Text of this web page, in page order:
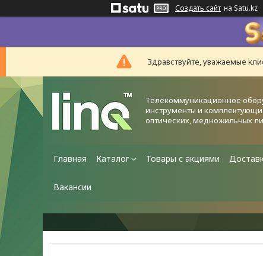
Создать сайт на Satu.kz
Здравствуйте, уважаемые
Телекоммуникационное
инструменты и
оптических, медножильных
Главная Каталог Товары с акциями
Вакансии